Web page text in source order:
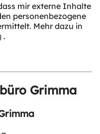
mir externe Inhalte
personenbezogene
Mehr dazu in
.
Grimma